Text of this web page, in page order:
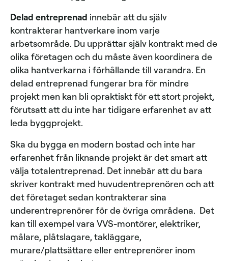
Delad entreprenad innebär att du själv
kontrakterar hantverkare inom varje
arbetsområde. Du upprättar själv kontrakt med de
olika företagen och du måste även koordinera de
olika hantverkarna i förhållande till varandra. En
delad entreprenad fungerar bra för mindre
projekt men kan bli opraktiskt för ett stort projekt,
förutsatt att du inte har tidigare erfarenhet av att
leda byggprojekt.
Ska du bygga en modern bostad och inte har
erfarenhet från liknande projekt är det smart att
välja totalentreprenad. Det innebär att du bara
skriver kontrakt med huvudentreprenören och att
det företaget sedan kontrakterar sina
underentreprenörer för de övriga områdena. Det
kan till exempel vara VVS-montörer, elektriker,
målare, plåtslagare, takläggare,
murare/plattsättare eller entreprenörer inom